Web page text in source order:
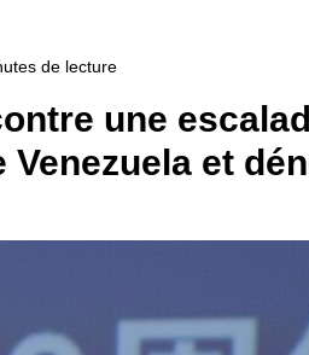
de lecture
une
et